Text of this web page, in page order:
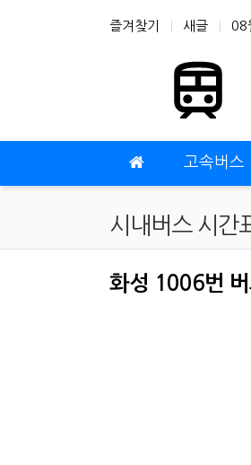
즐겨찾기 새글 08
고속버스
시내버스 시간
화성 1006번